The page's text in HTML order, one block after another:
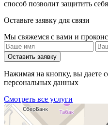
способ позволит защитить
Оставьте заявку для связи
Мы свяжемся с вами и
Оставить заявку
Нажимая на кнопку, вы даете
персональных данных
Смотреть все услуги